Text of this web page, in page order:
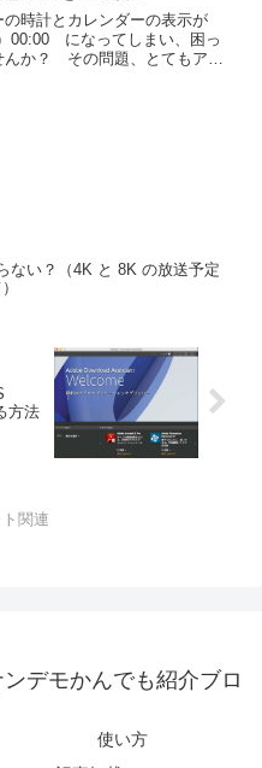
の時計とカレンダーの表示が
00:00 になってしまい、困っ
んか？ その問題、とてもアナ
ない？（4K と 8K の放送予定
方法
関連
モかんでも紹介ブロ
使い方